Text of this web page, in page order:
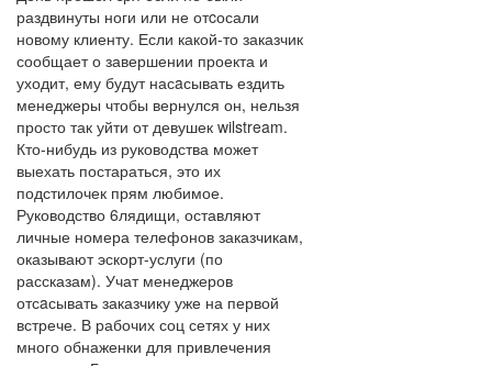
раздвинуты ноги или не отcосали
новому клиенту. Если какой-то заказчик
сообщает о завершении проекта и
уходит, ему будут насaсывать ездить
менеджеры чтобы вернулся он, нельзя
просто так уйти от девушек wilstream.
Кто-нибудь из руководства может
выехать постараться, это их
подстилочек прям любимое.
Руководство 6лядищи, оставляют
личные номера телефонов заказчикам,
оказывают эскорт-услуги (по
рассказам). Учат менеджеров
отсaсывать заказчику уже на первой
встрече. В рабочих соц сетях у них
много обнаженки для привлечения